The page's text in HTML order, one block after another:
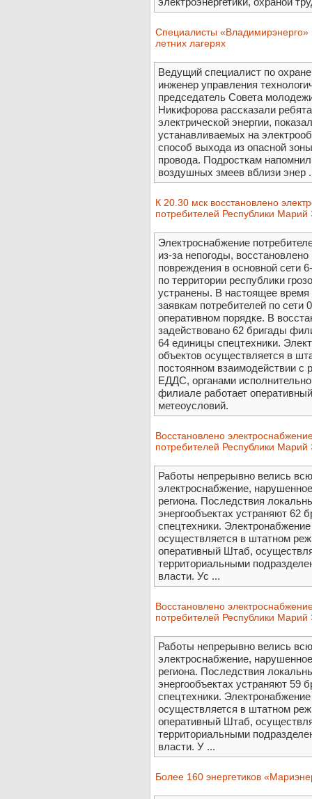
Специалисты «Владимирэнерго»
летних лагерях
Ведущий специалист по
инженер управления
председатель Совета
Никифорова рассказали
электрической энергии,
устанавливаемых на
способ выхода из опасной
провода. Подросткам
воздушных змеев вблизи энер
К 20.30 мск восстановлено
потребителей Республики
Электроснабжение
из-за непогоды,
повреждения в основной сети
по территории республики
устранены. В настоящее
заявкам потребителей по сети
оперативном порядке. В
задействовано 62 бригады
64 единицы спецтехники.
объектов осуществляется в
постоянном взаимодействии
ЕДДС, органами
филиале работает
метеоусловий.
Восстановлено
потребителей Республики Марий
Работы непрерывно велись
электроснабжение,
региона. Последствия
энергообъектах устраняют 62
спецтехники.
осуществляется в штатном
оперативный Штаб,
территориальными
власти. Ус ...
Восстановлено
потребителей Республики Марий
Работы непрерывно велись
электроснабжение,
региона. Последствия
энергообъектах устраняют 59
спецтехники.
осуществляется в штатном
оперативный Штаб,
территориальными
власти. У ...
Более 160 энергетиков